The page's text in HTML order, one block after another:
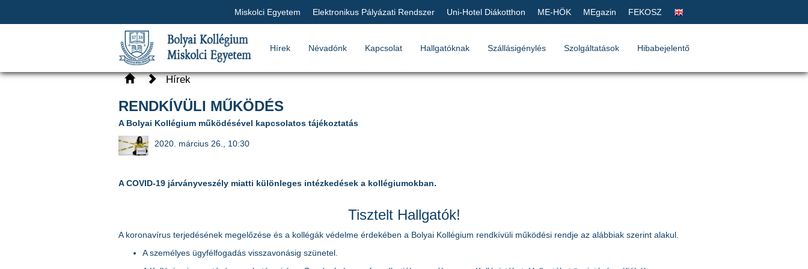
Miskolci Egyetem Elektronikus Pályázati Rendszer Uni-Hotel Diákotthon ME-HÖK MEgazin FEKOSZ
Hírek Névadónk Kapcsolat Hallgatóknak Szállásigénylés Szolgáltatások Hibabejelentő
Hírek
RENDKÍVÜLI MŰKÖDÉS
A Bolyai Kollégium működésével kapcsolatos tájékoztatás
2020. március 26., 10:30
A COVID-19 járványveszély miatti különleges intézkedések a kollégiumokban.
Tisztelt Hallgatók!
A koronavírus terjedésének megelőzése és a kollégák védelme érdekében a Bolyai Kollégium rendkívüli működési rendje az alábbiak szerint alakul.
A személyes ügyfélfogadás visszavonásig szünetel.